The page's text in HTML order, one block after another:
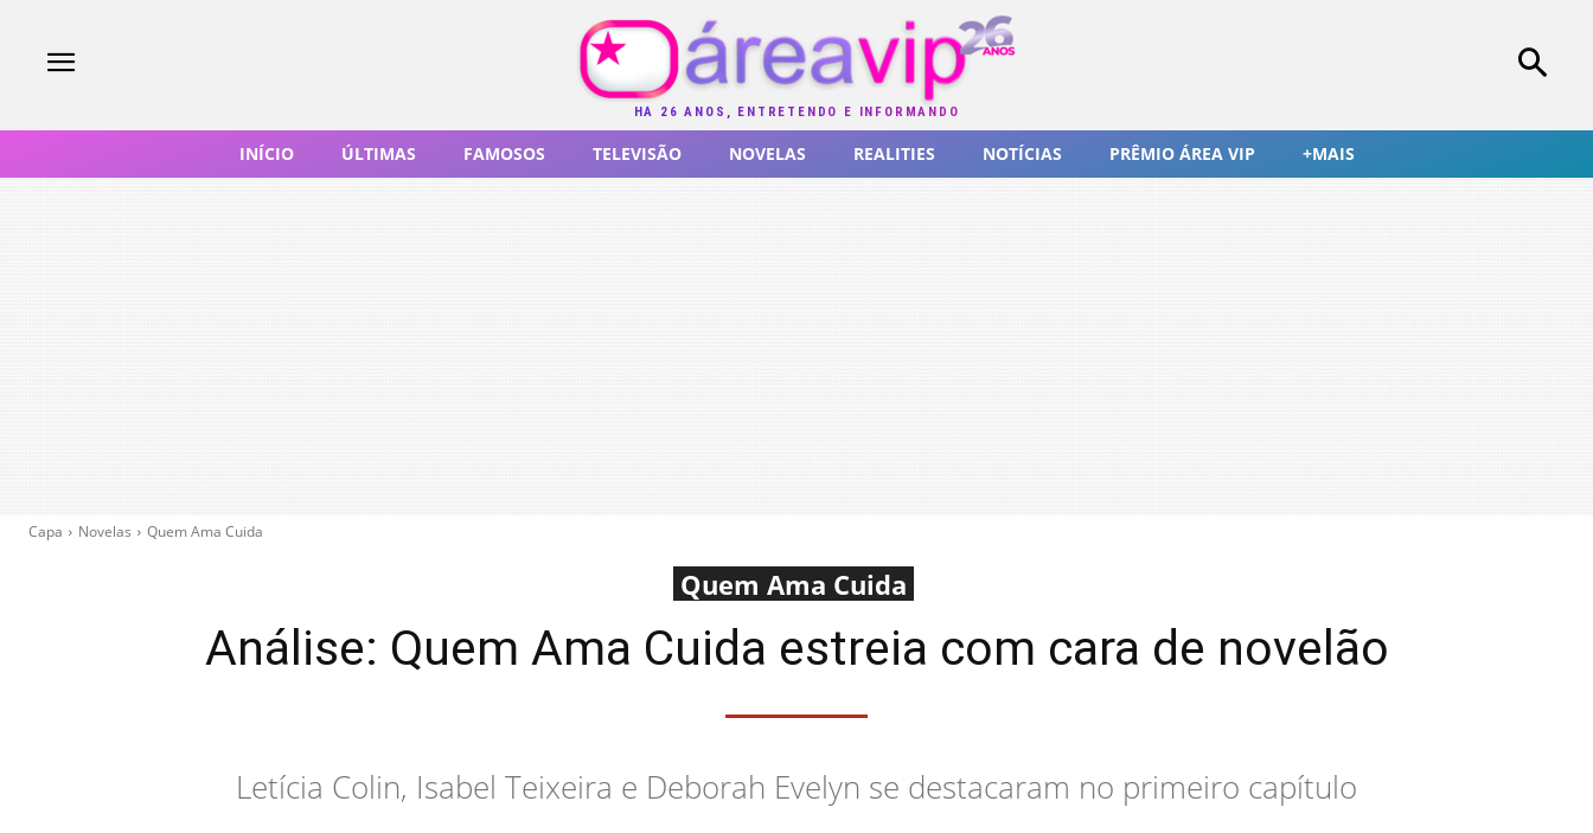
HÁ 26 ANOS, ENTRETENDO E INFORMANDO
INÍCIO ÚLTIMAS FAMOSOS TELEVISÃO NOVELAS REALITIES NOTÍCIAS PRÊMIO ÁREA VIP +MAIS
Capa Novelas Quem Ama Cuida
Quem Ama Cuida
Análise: Quem Ama Cuida estreia com cara de novelão
Letícia Colin, Isabel Teixeira e Deborah Evelyn se destacaram no primeiro capítulo